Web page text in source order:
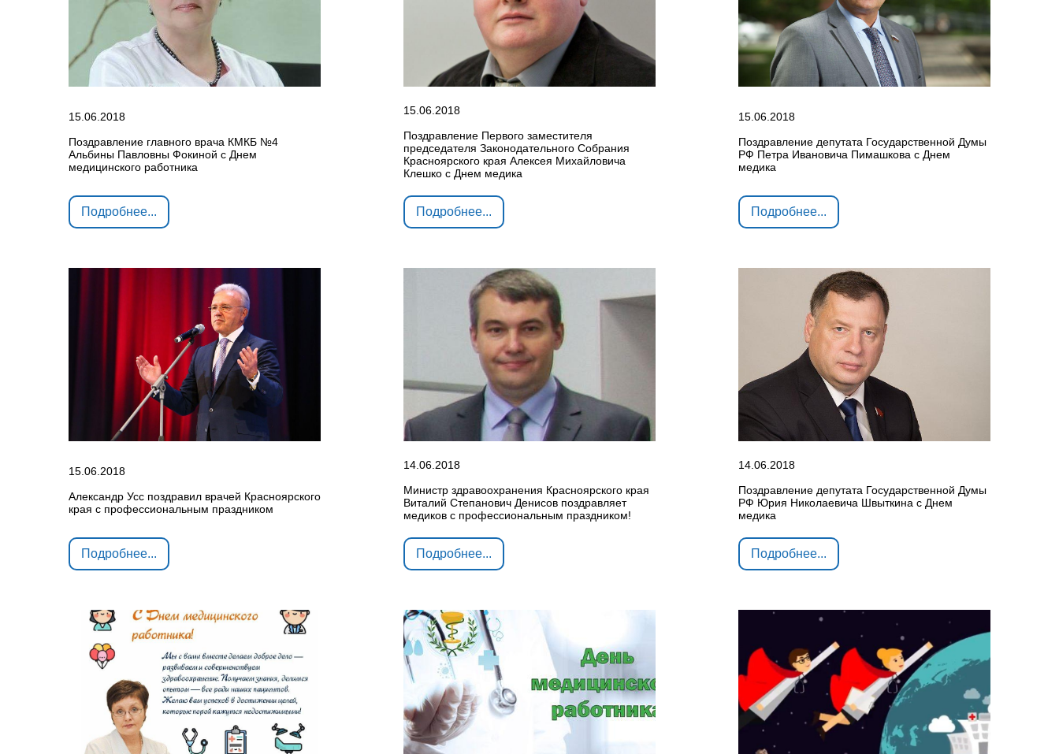
15.06.2018
Поздравление главного врача КМКБ №4
Альбины Павловны Фокиной с Днем
медицинского работника
Подробнее...
15.06.2018
Поздравление Первого заместителя
председателя Законодательного Собрания
Красноярского края Алексея Михайловича
Клешко с Днем медика
Подробнее...
15.06.2018
Поздравление депутата Государственной Думы
РФ Петра Ивановича Пимашкова с Днем
медика
Подробнее...
15.06.2018
Александр Усс поздравил врачей Красноярского
края с профессиональным праздником
Подробнее...
14.06.2018
Министр здравоохранения Красноярского края
Виталий Степанович Денисов поздравляет
медиков с профессиональным праздником!
Подробнее...
14.06.2018
Поздравление депутата Государственной Думы
РФ Юрия Николаевича Швыткина с Днем
медика
Подробнее...